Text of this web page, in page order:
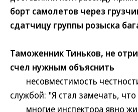
борт самолетов через
сдатчицу группы розыска
Таможенник Тиньков, не
счел нужным объяснить
несовместимость
службой: "Я стал замечать, что
многие инспектора явно